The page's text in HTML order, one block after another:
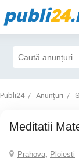
publi24
Publi24 Anunțuri
Meditatii
Prahova, Ploiesti